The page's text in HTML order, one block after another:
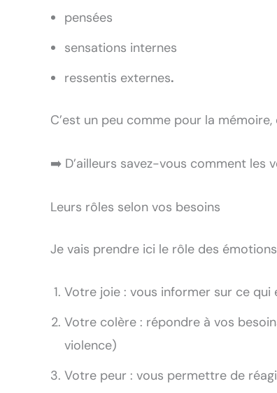
pensées
sensations internes
ressentis externes.
C’est un peu comme pour la
➡️ D’ailleurs savez-vous comment les
Leurs rôles selon vos besoins
Je vais prendre ici le rôle des
Votre joie : vous informer sur ce
Votre colère : répondre à vos
violence)
Votre peur : vous permettre de